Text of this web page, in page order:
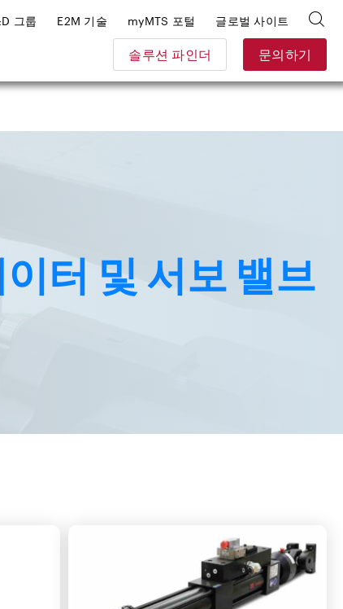
솔루션 파인더 문의하기
그룹 E2M 기술 myMTS 포털 글로벌 사이트
터 및 서보 밸브